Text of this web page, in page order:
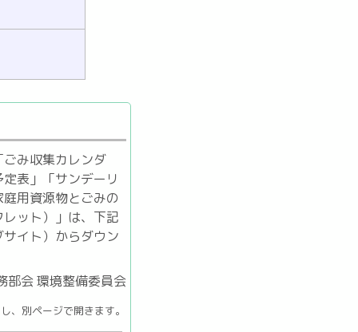
み収集カレンダ
表」「サンデーリ
用資源物とごみの
ット）」は、下記
イト）からダウン
部会 環境整備委員会
、別ページで開きます。